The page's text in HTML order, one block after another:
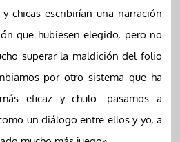
chicas escribirían una narración
que hubiesen elegido, pero no
superar la maldición del folio
por otro sistema que ha
eficaz y chulo: pasamos a
un diálogo entre ellos y yo, a